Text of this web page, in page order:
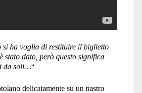
si ha voglia di restituire il biglietto
stato dato, però questo significa
da soli…“
delicatamente su un nastro